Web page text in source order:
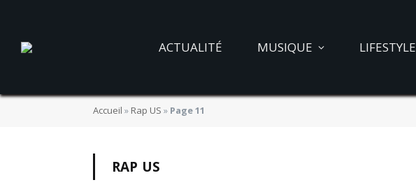
ACTUALITÉ MUSIQUE LIFESTYLE
Accueil » Rap US » Page 11
RAP US